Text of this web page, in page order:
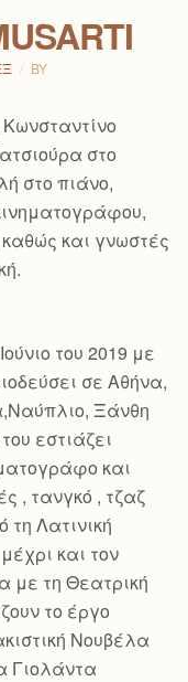
BY
Κωνσταντίνο
στο
στο πιάνο,
και γνωστές
του 2019 με
σε Αθήνα,
Ξάνθη
εστιάζει
και
, τανγκό , τζαζ
Λατινική
και τον
με τη Θεατρική
το έργο
Νουβέλα
Γιολάντα